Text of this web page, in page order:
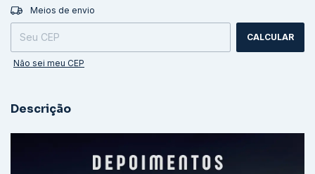
Entregas para o CEP:
Meios de envio
CALCULAR
Não sei meu CEP
Descrição